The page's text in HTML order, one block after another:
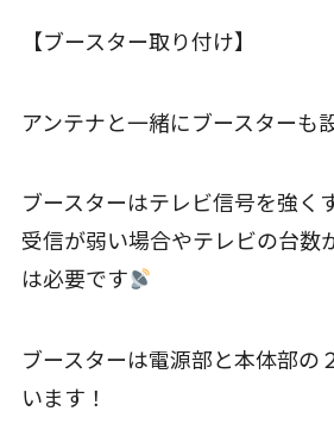
【ブースター取り付け】
アンテナと一緒にブースターも
ブースターはテレビ信号を強く
受信が弱い場合やテレビの台数
は必要です
ブースターは電源部と本体部の
います！